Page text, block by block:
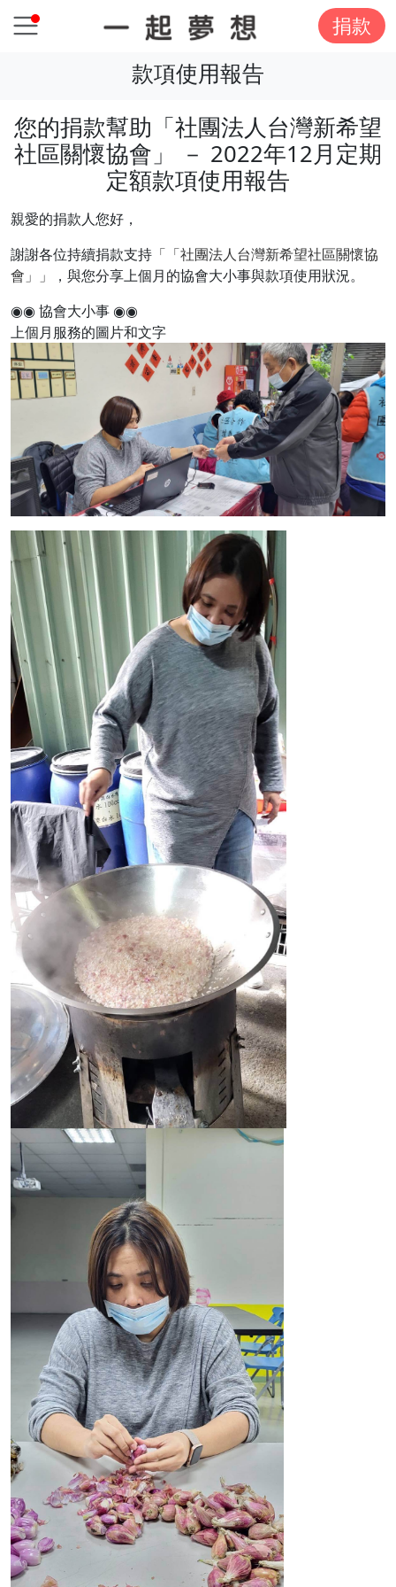
捐款
款項使用報告
您的捐款幫助「社團法人台灣新希望
社區關懷協會」 － 2022年12月定期
定額款項使用報告
親愛的捐款人您好，
謝謝各位持續捐款支持 「「社團法人台灣新希望社區關懷協
會」」
，與您分享上個月的協會大小事與款項使用狀況。
◉◉ 協會大小事 ◉◉
上個月服務的圖片和文字